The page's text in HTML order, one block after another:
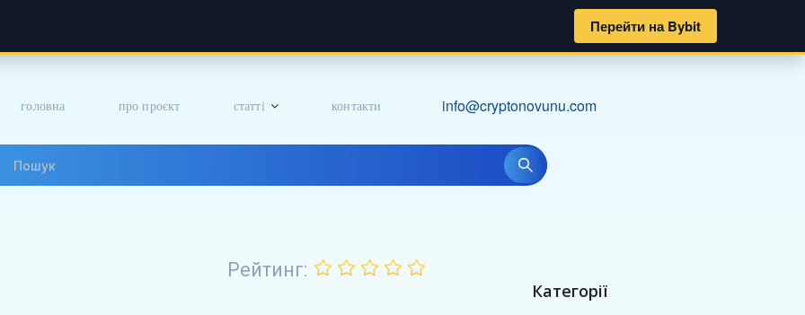
Перейти на Bybit
головна про проєкт статті контакти info@cryptonovunu.com
Рейтинг:
Категорії